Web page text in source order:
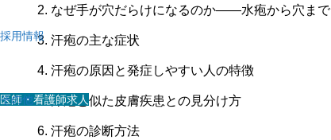
採用情報
医師・看護師求人
その他
なぜ手が穴だらけになるのか——水疱から穴まで
汗疱の主な症状
汗疱の原因と発症しやすい人の特徴
汗疱と似た皮膚疾患との見分け方
汗疱の診断方法